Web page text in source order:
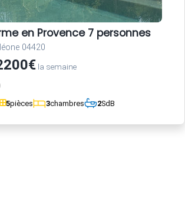
en Provence 7 personnes
04420
la semaine
5pièces 3chambres 2SdB